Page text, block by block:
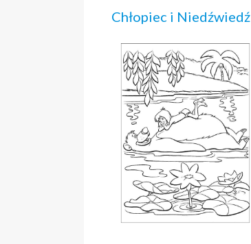
Chłopiec i Niedźwiedź